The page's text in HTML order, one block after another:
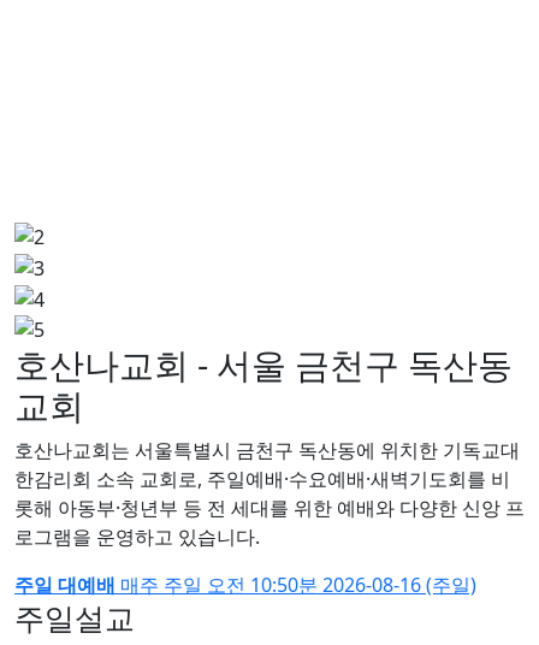
호산나교회 - 서울 금천구 독산동
교회
호산나교회는 서울특별시 금천구 독산동에 위치한 기독교대
한감리회 소속 교회로, 주일예배·수요예배·새벽기도회를 비
롯해 아동부·청년부 등 전 세대를 위한 예배와 다양한 신앙 프
로그램을 운영하고 있습니다.
주일 대예배 매주 주일 오전 10:50분 2026-08-16 (주일)
주일설교